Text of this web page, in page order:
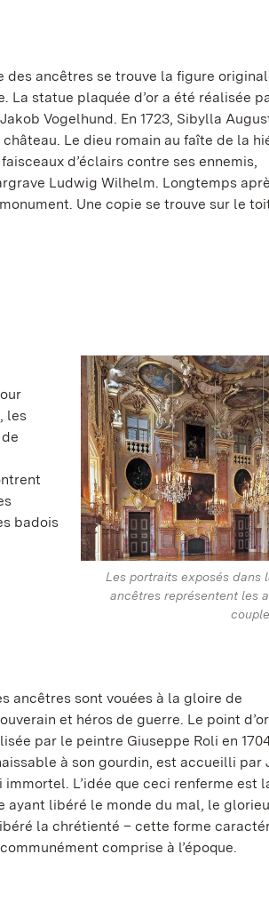
des ancêtres se trouve la figure
La statue plaquée d’or a été réalisée
Vogelhund. En 1723, Sibylla
Le dieu romain au faîte de la
d’éclairs contre ses ennemis,
Ludwig Wilhelm. Longtemps
Une copie se trouve sur le
Les portraits exposés dans
ancêtres représentent les
les
badois
ancêtres sont vouées à la gloire de
et héros de guerre. Le point
par le peintre Giuseppe Roli en
à son gourdin, est accueilli par
L’idée que ceci renferme est
ayant libéré le monde du mal, le
la chrétienté – cette forme
comprise à l’époque.